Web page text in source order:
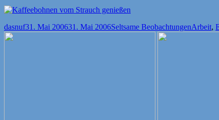
Autor
dasnufVeröffentlicht
31. Mai 200631. Mai 2006Kategorien
Seltsame BeobachtungenArbeit,